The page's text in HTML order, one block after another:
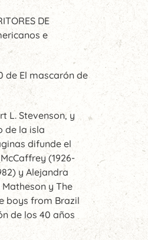
DE
e
de El mascarón de
L. Stevenson, y
de la isla
difunde el
(1926-
y Alejandra
Matheson y The
boys from Brazil
de los 40 años